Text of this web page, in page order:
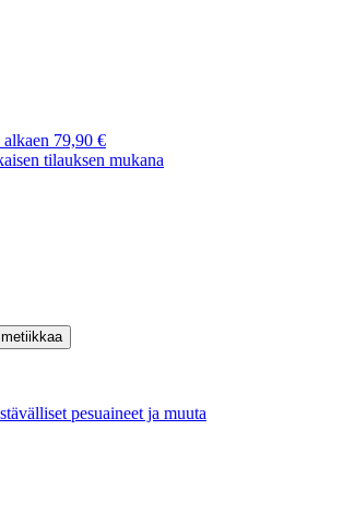
alkaen 79,90 €
tilauksen mukana
pesuaineet ja muuta